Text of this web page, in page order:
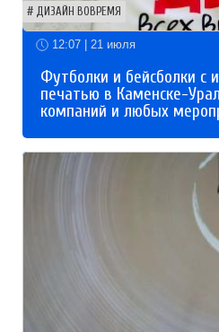
ДИЗАЙН ВОВРЕМЯ
12:07 | 21 июля
Футболки и бейсболки с
печатью в Каменске-
компаний и любых